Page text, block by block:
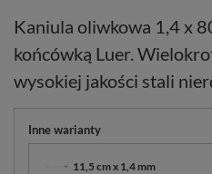
Kaniula oliwkowa 1,4 x
końcówką Luer.
wysokiej jakości stali
Inne warianty
11,5 cm x 1,4 mm